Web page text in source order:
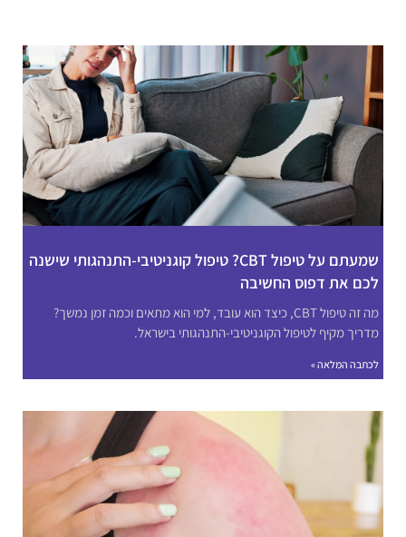
שמעתם על טיפול CBT? טיפול קוגניטיבי-התנהגותי שישנה
לכם את דפוס החשיבה
מה זה טיפול CBT, כיצד הוא עובד, למי הוא מתאים וכמה זמן נמשך?
מדריך מקיף לטיפול הקוגניטיבי-התנהגותי בישראל.
לכתבה המלאה »